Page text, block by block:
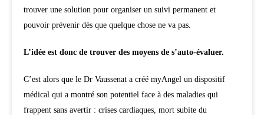
trouver une solution pour organiser un suivi permanent et
pouvoir prévenir dès que quelque chose ne va pas.
L’idée est donc de trouver des moyens de s’auto-évaluer.
C’est alors que le Dr Vaussenat a créé myAngel un dispositif
médical qui a montré son potentiel face à des maladies qui
frappent sans avertir : crises cardiaques, mort subite du